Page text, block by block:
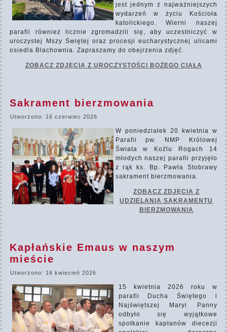
jest jednym z najważniejszych
wydarzeń w życiu Kościoła
katolickiego. Wierni naszej
parafii również licznie zgromadzili się, aby uczestniczyć w
uroczystej Mszy Świętej oraz procesji eucharystycznej ulicami
osiedla Blachownia. Zapraszamy do obejrzenia zdjęć.
ZOBACZ ZDJĘCIA Z UROCZYSTOŚCI BOŻEGO CIAŁA
Sakrament bierzmowania
Utworzono: 16 czerwiec 2026
W poniedziałek 20 kwietnia w
Parafii pw. NMP Królowej
Świata w Koźlu Rogach 14
młodych naszej parafii przyjęło
z rąk ks. Bp. Pawła Stobrawy
sakrament bierzmowania.
ZOBACZ ZDJĘCIA Z
UDZIELANIA SAKRAMENTU
BIERZMOWANIA
Kapłańskie Emaus w naszym
mieście
Utworzono: 16 kwiecień 2026
15 kwietnia 2026 roku w
parafii Ducha Świętego i
Najświętszej Maryi Panny
odbyło się wyjątkowe
spotkanie kapłanów diecezji